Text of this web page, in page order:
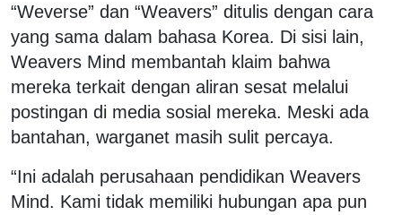
“Weverse” dan “Weavers” ditulis dengan cara
yang sama dalam bahasa Korea. Di sisi lain,
Weavers Mind membantah klaim bahwa
mereka terkait dengan aliran sesat melalui
postingan di media sosial mereka. Meski ada
bantahan, warganet masih sulit percaya.
“Ini adalah perusahaan pendidikan Weavers
Mind. Kami tidak memiliki hubungan apa pun